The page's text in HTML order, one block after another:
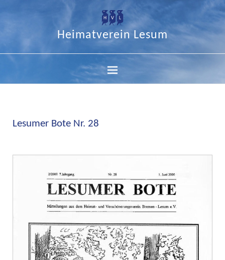
Heimatverein Lesum
Lesumer Bote Nr. 28